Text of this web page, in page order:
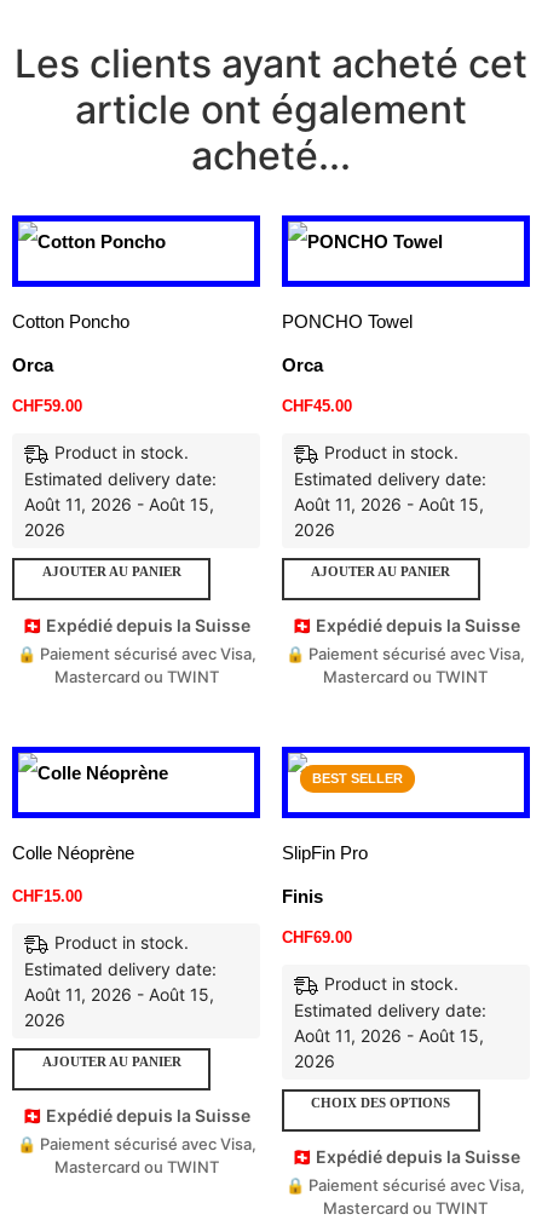
Les clients ayant acheté cet
article ont également
acheté...
Cotton Poncho
Orca
CHF59.00
Product in stock.
Estimated delivery date:
Août 11, 2026 - Août 15,
2026
AJOUTER AU PANIER
🇨🇭 Expédié depuis la Suisse
🔒 Paiement sécurisé avec Visa,
Mastercard ou TWINT
PONCHO Towel
Orca
CHF45.00
Product in stock.
Estimated delivery date:
Août 11, 2026 - Août 15,
2026
AJOUTER AU PANIER
🇨🇭 Expédié depuis la Suisse
🔒 Paiement sécurisé avec Visa,
Mastercard ou TWINT
Colle Néoprène
CHF15.00
Product in stock.
Estimated delivery date:
Août 11, 2026 - Août 15,
2026
AJOUTER AU PANIER
🇨🇭 Expédié depuis la Suisse
🔒 Paiement sécurisé avec Visa,
Mastercard ou TWINT
BEST SELLER
SlipFin Pro
Finis
CHF69.00
Product in stock.
Estimated delivery date:
Août 11, 2026 - Août 15,
2026
CHOIX DES OPTIONS
🇨🇭 Expédié depuis la Suisse
🔒 Paiement sécurisé avec Visa,
Mastercard ou TWINT